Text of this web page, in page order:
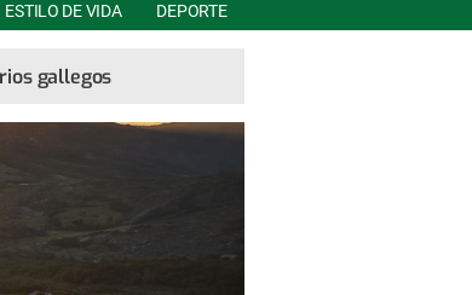
ESTILO DE VIDA DEPORTE
gallegos